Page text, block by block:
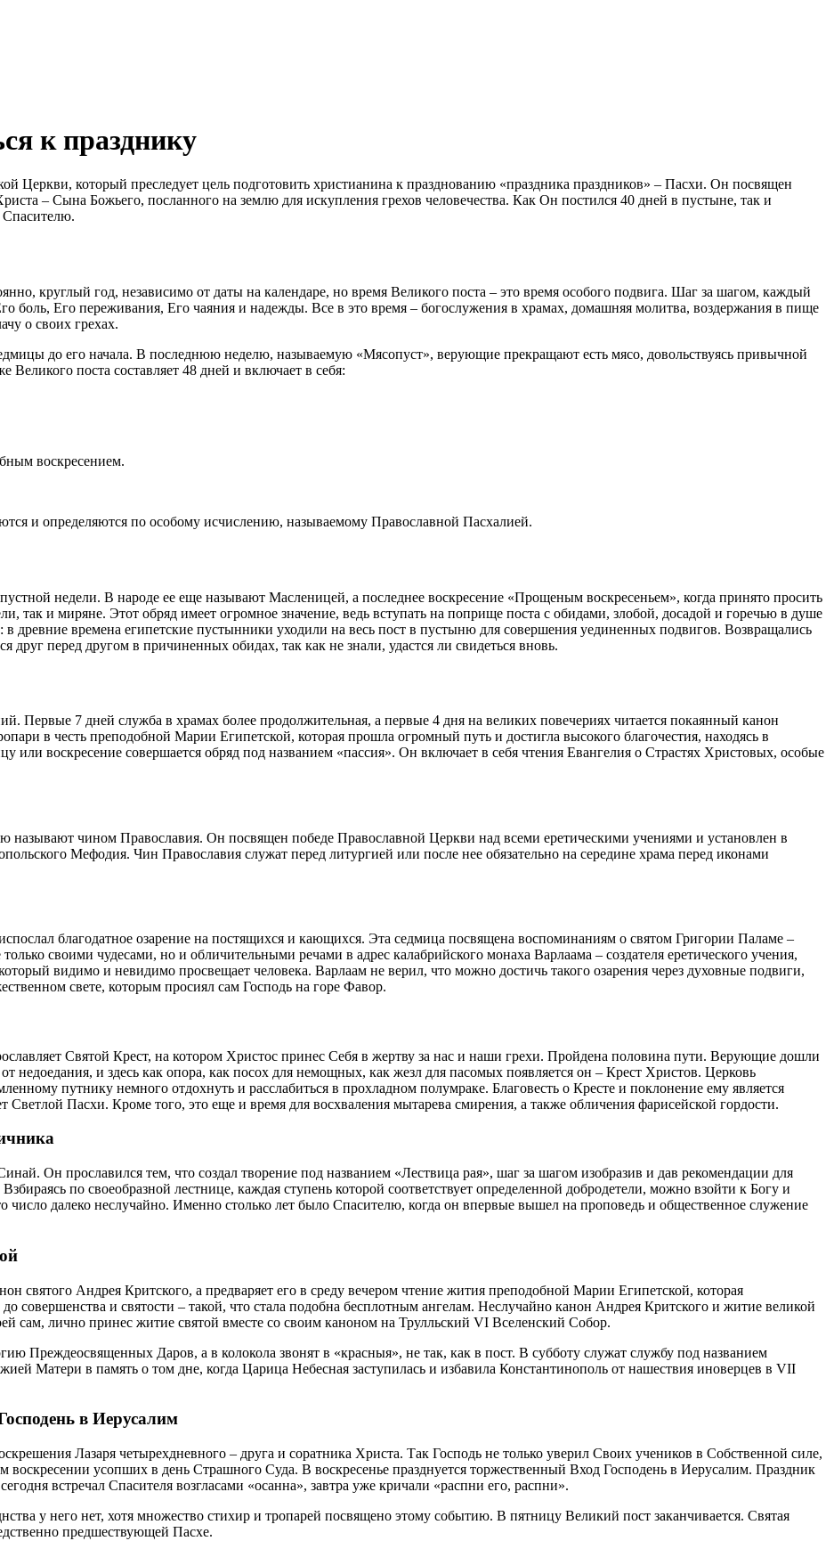
к празднику
Церкви, который преследует цель подготовить христианина к празднованию «праздника праздников» – Пасхи. Он посвящен
– Сына Божьего, посланного на землю для искупления грехов человечества. Как Он постился 40 дней в пустыне, так и
Спасителю.
круглый год, независимо от даты на календаре, но время Великого поста – это время особого подвига. Шаг за шагом, каждый
боль, Его переживания, Его чаяния и надежды. Все в это время – богослужения в храмах, домашняя молитва, воздержания в пище
о своих грехах.
до его начала. В последнюю неделю, называемую «Мясопуст», верующие прекращают есть мясо, довольствуясь привычной
Великого поста составляет 48 дней и включает в себя:
воскресением.
и определяются по особому исчислению, называемому Православной Пасхалией.
недели. В народе ее еще называют Масленицей, а последнее воскресение «Прощеным воскресеньем», когда принято просить
так и миряне. Этот обряд имеет огромное значение, ведь вступать на поприще поста с обидами, злобой, досадой и горечью в душе
в древние времена египетские пустынники уходили на весь пост в пустыню для совершения уединенных подвигов. Возвращались
друг перед другом в причиненных обидах, так как не знали, удастся ли свидеться вновь.
Первые 7 дней служба в храмах более продолжительная, а первые 4 дня на великих повечериях читается покаянный канон
в честь преподобной Марии Египетской, которая прошла огромный путь и достигла высокого благочестия, находясь в
или воскресение совершается обряд под названием «пассия». Он включает в себя чтения Евангелия о Страстях Христовых, особые
называют чином Православия. Он посвящен победе Православной Церкви над всеми еретическими учениями и установлен в
Мефодия. Чин Православия служат перед литургией или после нее обязательно на середине храма перед иконами
благодатное озарение на постящихся и кающихся. Эта седмица посвящена воспоминаниям о святом Григории Паламе –
своими чудесами, но и обличительными речами в адрес калабрийского монаха Варлаама – создателя еретического учения,
видимо и невидимо просвещает человека. Варлаам не верил, что можно достичь такого озарения через духовные подвиги,
свете, которым просиял сам Господь на горе Фавор.
Святой Крест, на котором Христос принес Себя в жертву за нас и наши грехи. Пройдена половина пути. Верующие дошли
недоедания, и здесь как опора, как посох для немощных, как жезл для пасомых появляется он – Крест Христов. Церковь
путнику немного отдохнуть и расслабиться в прохладном полумраке. Благовесть о Кресте и поклонение ему является
Светлой Пасхи. Кроме того, это еще и время для восхваления мытарева смирения, а также обличения фарисейской гордости.
Он прославился тем, что создал творение под названием «Лествица рая», шаг за шагом изобразив и дав рекомендации для
по своеобразной лестнице, каждая ступень которой соответствует определенной добродетели, можно взойти к Богу и
число далеко неслучайно. Именно столько лет было Спасителю, когда он впервые вышел на проповедь и общественное служение
святого Андрея Критского, а предваряет его в среду вечером чтение жития преподобной Марии Египетской, которая
совершенства и святости – такой, что стала подобна бесплотным ангелам. Неслучайно канон Андрея Критского и житие великой
сам, лично принес житие святой вместе со своим каноном на Трулльский VI Вселенский Собор.
Преждеосвященных Даров, а в колокола звонят в «красныя», не так, как в пост. В субботу служат службу под названием
Матери в память о том дне, когда Царица Небесная заступилась и избавила Константинополь от нашествия иноверцев в VII
в Иерусалим
Лазаря четырехдневного – друга и соратника Христа. Так Господь не только уверил Своих учеников в Собственной силе,
воскресении усопших в день Страшного Суда. В воскресенье празднуется торжественный Вход Господень в Иерусалим. Праздник
встречал Спасителя возгласами «осанна», завтра уже кричали «распни его, распни».
у него нет, хотя множество стихир и тропарей посвящено этому событию. В пятницу Великий пост заканчивается. Святая
предшествующей Пасхе.